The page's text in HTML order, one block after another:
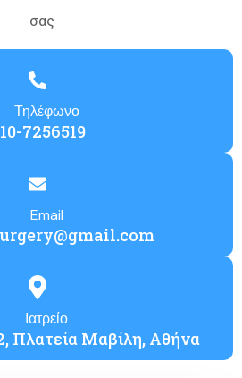
σας
Τηλέφωνο
7256519
Email
Ιατρείο
Πλατεία Μαβίλη, Αθήνα